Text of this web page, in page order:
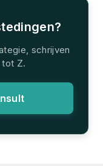
schrijven
tot Z.